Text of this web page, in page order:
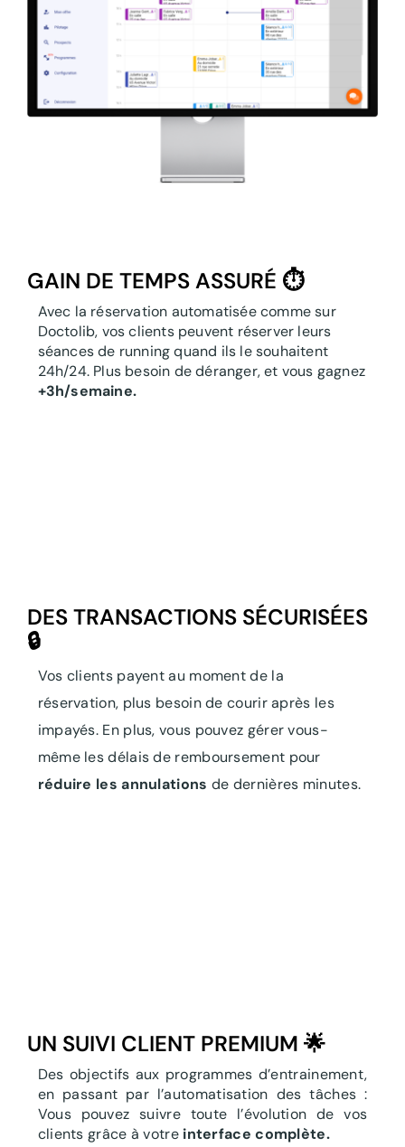
GAIN DE TEMPS ASSURÉ ⏱️
Avec la réservation automatisée comme sur
Doctolib, vos clients peuvent réserver leurs
séances de running quand ils le souhaitent
24h/24. Plus besoin de déranger, et vous gagnez
+3h/semaine.
DES TRANSACTIONS SÉCURISÉES
🔒
Vos clients payent au moment de la
réservation, plus besoin de courir après les
impayés. En plus, vous pouvez gérer vous-
même les délais de remboursement pour
réduire les annulations de dernières minutes.
UN SUIVI CLIENT PREMIUM 🌟
Des objectifs aux programmes d’entrainement,
en passant par l’automatisation des tâches :
Vous pouvez suivre toute l’évolution de vos
clients grâce à votre interface complète.